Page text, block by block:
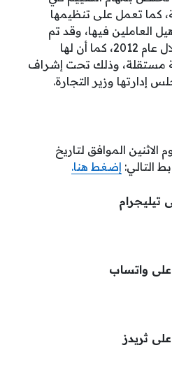
كما تعمل على تنظيمها
العاملين فيها، وقد تم
إنشائها بمرسوم ملكي خلال عام 2012، كما أن لها
مستقلة، وذلك تحت إشراف
إدارتها وزير التجارة.
الاثنين الموافق لتاريخ
إضغط هنا.
تيليجرام
واتساب
ثريدز